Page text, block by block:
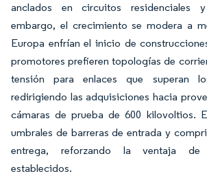
anclados en circuitos residenciales
embargo, el crecimiento se modera a
Europa enfrían el inicio de
promotores prefieren topologías de
tensión para enlaces que superan
redirigiendo las adquisiciones hacia
cámaras de prueba de 600 kilovoltios.
umbrales de barreras de entrada y
entrega, reforzando la ventaja de
establecidos.